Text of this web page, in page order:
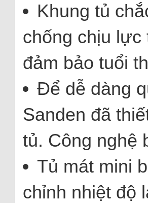
Khung tủ
chống chịu lực
đảm bảo tuổi
Để dễ dàng
Sanden đã
tủ. Công nghệ
Tủ mát mini
chỉnh nhiệt độ